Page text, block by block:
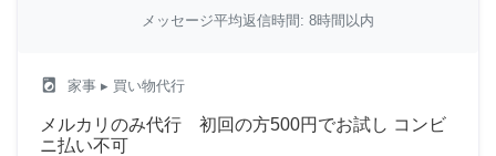
メッセージ平均返信時間: 8時間以内
local_laundry_service 家事 ▸ 買い物代行
メルカリのみ代行 初回の方500円でお試し コンビ
ニ払い不可